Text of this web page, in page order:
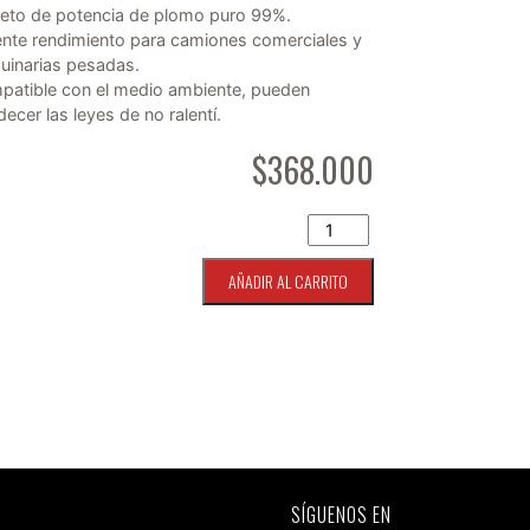
de potencia de plomo puro 99%.
rendimiento para camiones comerciales y
pesadas.
con el medio ambiente, pueden
las leyes de no ralentí.
$368.000
Bateria Odyssey
AÑADIR AL CARRITO
SÍGUENOS EN